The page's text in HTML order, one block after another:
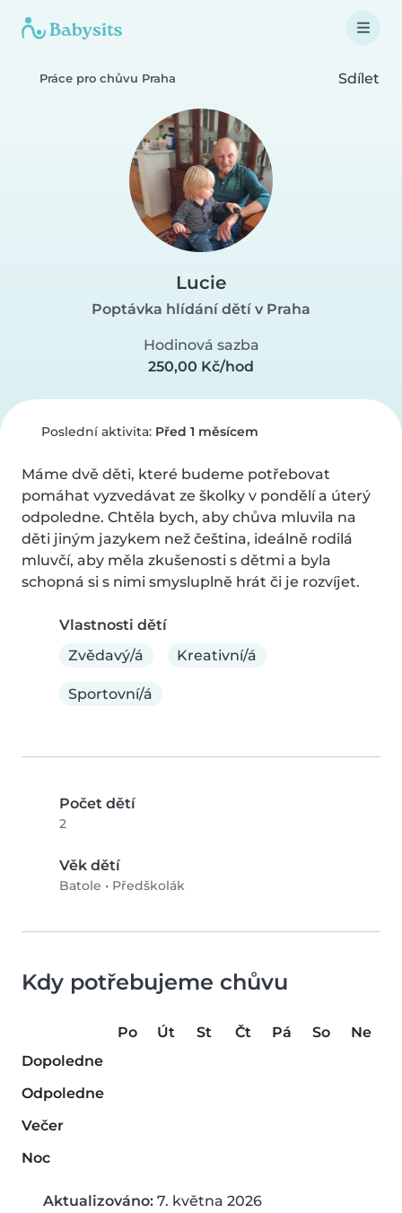
Práce pro chůvu Praha Sdílet
Lucie
Poptávka hlídání dětí v Praha
Hodinová sazba
250,00 Kč/hod
Poslední aktivita: Před 1 měsícem
Máme dvě děti, které budeme potřebovat
pomáhat vyzvedávat ze školky v pondělí a úterý
odpoledne. Chtěla bych, aby chůva mluvila na
děti jiným jazykem než čeština, ideálně rodilá
mluvčí, aby měla zkušenosti s dětmi a byla
schopná si s nimi smysluplně hrát či je rozvíjet.
Vlastnosti dětí
Zvědavý/á
Kreativní/á
Sportovní/á
Počet dětí
2
Věk dětí
Batole • Předškolák
Kdy potřebujeme chůvu
Po Út St Čt Pá So
Ne
Dopoledne
Odpoledne
Večer
Noc
Aktualizováno: 7. května 2026